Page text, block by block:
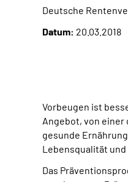
Deutsche
Datum: 20.03.2018
Vorbeugen ist
Angebot, von
gesunde
Lebensqualität
Das